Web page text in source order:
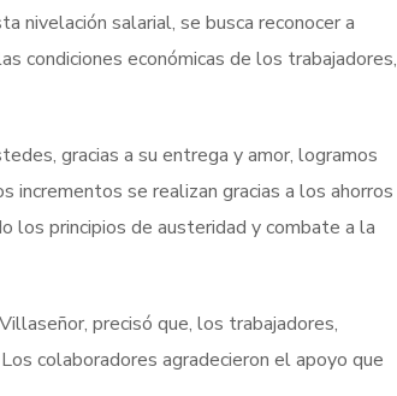
nivelación salarial, se busca reconocer a
condiciones económicas de los trabajadores,
gracias a su entrega y amor, logramos
incrementos se realizan gracias a los ahorros
los principios de austeridad y combate a la
precisó que, los trabajadores,
colaboradores agradecieron el apoyo que